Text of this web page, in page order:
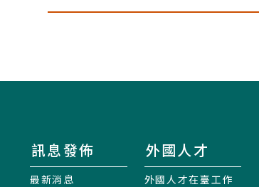
訊息發佈
最新消息
外國人才
外國人才在臺工作